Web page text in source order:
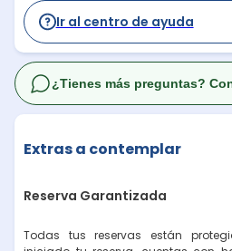
Ir al centro de ayuda
Extras a contemplar
Reserva Garantizada
Todas tus reservas están
¿Tienes más preguntas?